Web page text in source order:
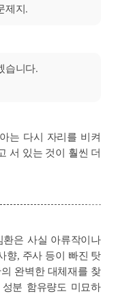
제지.
습니다.
는 다시 자리를 비켜
서 있는 것이 훨씬 더
은 사실 아류작이나
향, 주사 등이 빠진 탓
완벽한 대체재를 찾
분 함유량도 미묘하